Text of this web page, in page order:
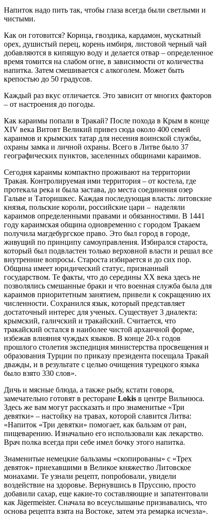
Напиток надо пить так, чтобы глаза всегда были светлыми и
чистыми.
Как он готовится? Корица, гвоздика, кардамон, мускатный
орех, душистый перец, корень имбиря, листовой черный чай
добавляются в кипящую воду и делается отвар – определенное
время томится на слабом огне, в зависимости от количества
напитка. Затем смешивается с алкоголем. Может быть
крепостью до 50 градусов.
Каждый раз вкус отличается. Это зависит от многих факторов
– от настроения до погоды.
Как караимы попали в Тракай? После похода в Крым в конце
XIV века Витовт Великий привез сюда около 400 семей
караимов и крымских татар для несения воинской службы,
охраны замка и личной охраны. Всего в Литве было 37
географических пунктов, заселенных общинами караимов.
Сегодня караимы компактно проживают на территории
Тракая. Контролируемая ими территория – от костела, где
протекала река и была застава, до места соединения озер
Гальве и Таторишкес. Каждая последующая власть: литовские
князья, польские короли, российские цари – наделяли
караимов определенными правами и обязанностями. В 1441
году караимская община одновременно с городом Тракаем
получила магдебургское право. Это был город в городе,
живущий по принципу самоуправления. Избирался староста,
который был подвластен только верховной власти и решал все
внутренние вопросы. Староста избирается и до сих пор.
Община имеет юридический статус, признанный
государством. Те факты, что до середины ХХ века здесь не
позволялись смешанные браки и что военная служба была для
караимов приоритетным занятием, привели к сокращению их
численности. Сохранился язык, который представляет
достаточный интерес для ученых. Существует 3 диалекта:
крымский, галичский и тракайский. Считается, что
тракайский остался в наиболее чистой архаичной форме,
избежав влияния чуждых языков. В конце 20-х годов
прошлого столетия экспедиция министерства просвещения и
образования Турции по приказу президента посещала Тракай
дважды, и в результате с целью очищения турецкого языка
было взято 330 слов».
Дичь и мясные блюда, а также рыбу, кстати говоря,
замечательно готовят в ресторане Lokis в центре Вильнюса.
Здесь же вам могут рассказать и про знаменитые «Три
девятки» – настойку на травах, которой славится Литва:
«Напиток «Три девятки» помогает, как бальзам от ран,
пищеварению. Изначально его использовали как лекарство.
Врач полка всегда при себе имел бочку этого напитка.
Знаменитые немецкие бальзамы «скопированы» с «Трех
девяток» приехавшими в Великое княжество Литовское
монахами. Те узнали рецепт, попробовали, увидели
воздействие на здоровье. Вернувшись в Пруссию, просто
добавили сахар, еще какие-то составляющие и запатентовали
как Jägermeister. Сначала во всеуслышанье признавались, что
основа рецепта взята на Востоке, затем эта ремарка исчезла».